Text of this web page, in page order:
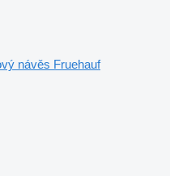
návěs Fruehauf